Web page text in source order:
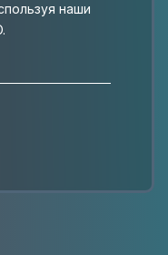
наши